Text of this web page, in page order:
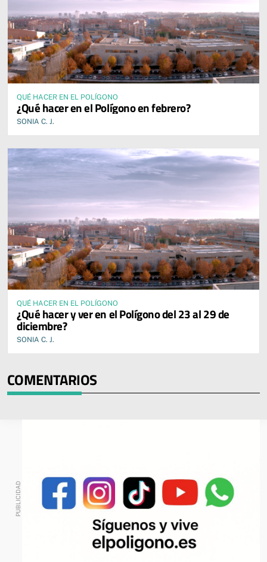
QUÉ HACER EN EL POLÍGONO
¿Qué hacer en el Polígono en febrero?
SONIA C. J.
QUÉ HACER EN EL POLÍGONO
¿Qué hacer y ver en el Polígono del 23 al 29 de
diciembre?
SONIA C. J.
COMENTARIOS